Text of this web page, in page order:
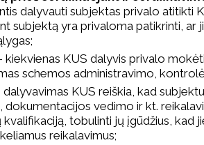
dalyvauti subjektas privalo atitikti
subjektą yra privaloma patikrinti, ar
kiekvienas KUS dalyvis privalo
schemos administravimo,
dalyvavimas KUS reiškia, kad
dokumentacijos vedimo ir kt.
tobulinti jų įgūdžius, kad
reikalavimus;